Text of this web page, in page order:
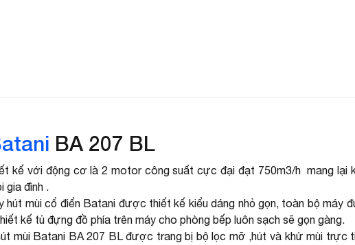
BA 207 BL
kế với động cơ là 2 motor công suất cực đại đạt 750m3/h mang lại
gia đình .
hút mùi cổ điển Batani được thiết kế kiểu dáng nhỏ gọn, toàn bộ máy
kế tủ đựng đồ phía trên máy cho phòng bếp luôn sạch sẽ gọn gàng.
mùi Batani BA 207 BL được trang bị bộ lọc mỡ ,hút và khử mùi